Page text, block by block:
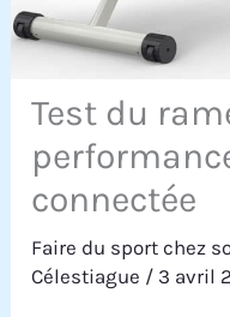
Test du
connectée
Faire du sport chez
Célestiague / 3 avril